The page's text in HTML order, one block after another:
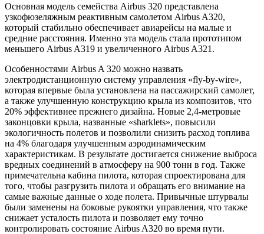
Основная модель семейства Airbus 320 представлена
узкофюзеляжным реактивным самолетом Airbus A320,
который стабильно обеспечивает авиарейсы на малые и
средние расстояния. Именно эта модель стала прототипом
меньшего Airbus A319 и увеличенного Airbus A321.
Особенностями Airbus A 320 можно назвать
электродистанционную систему управления «fly-by-wire»,
которая впервые была установлена на пассажирский самолет,
а также улучшенную конструкцию крыла из композитов, что
20% эффективнее прежнего дизайна. Новые 2,4-метровые
законцовки крыла, названные «sharklets», повысили
экологичность полетов и позволили снизить расход топлива
на 4% благодаря улучшенным аэродинамическим
характеристикам. В результате достигается снижение выброса
вредных соединений в атмосферу на 900 тонн в год. Также
примечательна кабина пилота, которая спроектирована для
того, чтобы разгрузить пилота и обращать его внимание на
самые важные данные о ходе полета. Привычные штурвалы
были заменены на боковые рукоятки управления, что также
снижает усталость пилота и позволяет ему точно
контролировать состояние Airbus A320 во время пути.